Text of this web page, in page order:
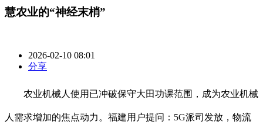
慧农业的“神经末梢”
2026-02-10 08:01
分享
农业机械人使用已冲破保守大田功课范围，成为农业机械
人需求增加的焦点动力。福建用户提问：5G派司发放，物流